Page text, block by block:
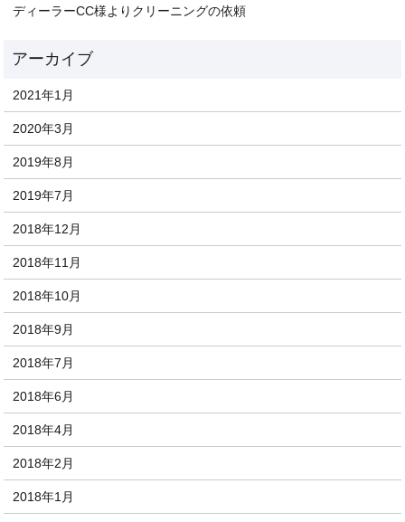
ディーラーCC様よりクリーニングの依頼
2021年1月
2020年3月
2019年8月
2019年7月
2018年12月
2018年11月
2018年10月
2018年9月
2018年7月
2018年6月
2018年4月
2018年2月
2018年1月